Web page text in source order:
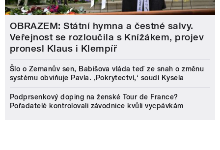
OBRAZEM: Státní hymna a čestné salvy.
Veřejnost se rozloučila s Knížákem, projev
pronesl Klaus i Klempíř
Šlo o Zemanův sen, Babišova vláda teď ze snah o změnu
systému obviňuje Pavla. ‚Pokrytectví,‘ soudí Kysela
Podprsenkový doping na ženské Tour de France?
Pořadatelé kontrolovali závodnice kvůli vycpávkám